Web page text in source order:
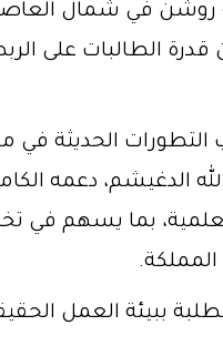
روشن في شمال
الطالبات على
الحديثة في
الدغيشم، دعمه
بما يسهم في
ببيئة العمل